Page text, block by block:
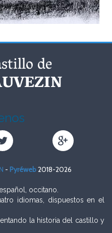
Château
sur
Château
- Pyréweb2018-2026
occitano.
idiomas, dispuestos en el
la historia del castillo y